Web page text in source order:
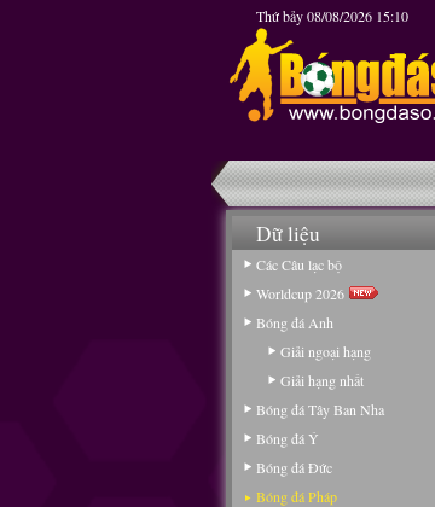
Thứ bảy 08/08/2026 15:10
Dữ liệu
Các Câu lạc bộ
Worldcup 2026
Bóng đá Anh
Giải ngoại hạng
Giải hạng nhất
Bóng đá Tây Ban Nha
Bóng đá Ý
Bóng đá Đức
Bóng đá Pháp